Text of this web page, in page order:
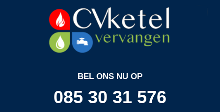
BEL ONS NU OP
085 30 31 576